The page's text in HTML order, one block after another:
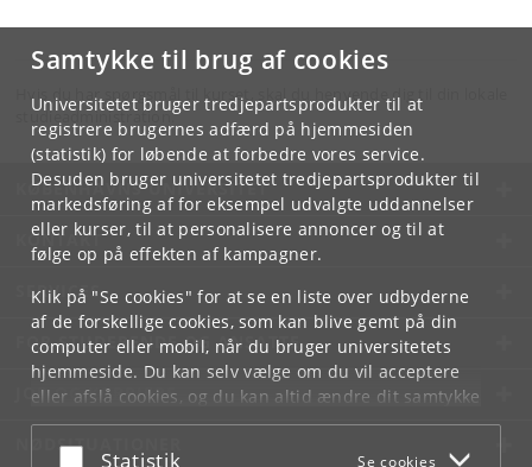
Samtykke til brug af cookies
Universitetet bruger tredjepartsprodukter til at
registrere brugernes adfærd på hjemmesiden
(statistik) for løbende at forbedre vores service.
Desuden bruger universitetet tredjepartsprodukter til
markedsføring af for eksempel udvalgte uddannelser
eller kurser, til at personalisere annoncer og til at
følge op på effekten af kampagner.
Klik på "Se cookies" for at se en liste over udbyderne
af de forskellige cookies, som kan blive gemt på din
computer eller mobil, når du bruger universitetets
hjemmeside. Du kan selv vælge om du vil acceptere
eller afslå cookies, og du kan altid ændre dit samtykke
underCookie- og privatlivspolitiksom du finder i
bunden af hver side.
Acceptér eller afslå
Statistik Se cookies
Hvis du har spørgsmål til kurset, skal du henvende dig til din lokale
studieadministration.
KØBENHAVNS UNIVERSITET
KONTAKT
SERVICES
FOR STUDERENDE OG ANSATTE
JOB OG KARRIERE
NØDSITUATIONER